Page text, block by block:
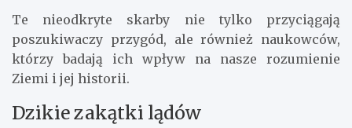
Te nieodkryte skarby nie tylko przyciągają
poszukiwaczy przygód, ale również naukowców,
którzy badają ich wpływ na nasze rozumienie
Ziemi i jej historii.
Dzikie zakątki lądów